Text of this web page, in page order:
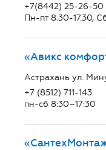
+7(8442) 25-26-50
Пн-пт 8.30-17.30,
«Авикс
Астрахань ул.
+7 (8512) 711-143
пн-сб 8:30–17:30